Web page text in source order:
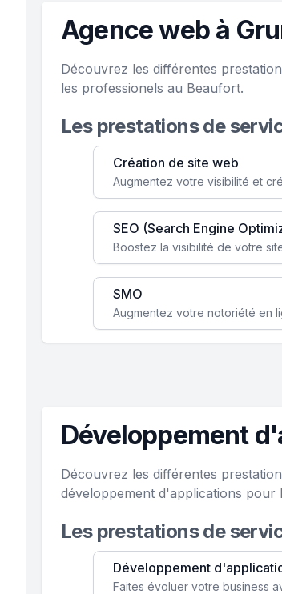
Agence web à
Découvrez les différentes
les professionels au Beaufort.
Les prestations de
Création de site web
SEO (Search Engine
SMO
Développement
Découvrez les différentes
développement d'applications pour
Les prestations de
Développement